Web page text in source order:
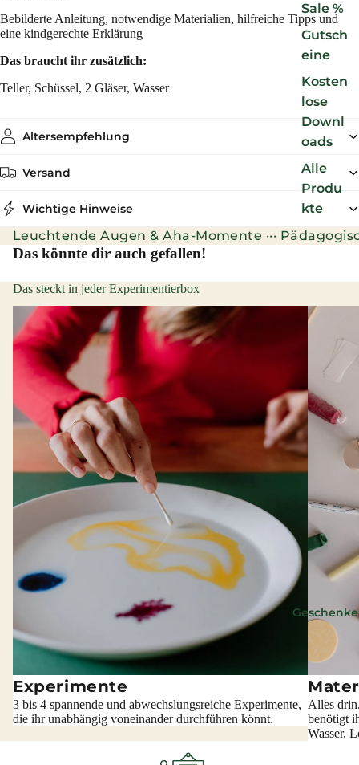
Sale %
Gutsch
eine
Kosten
lose
Downl
oads
Alle
Produ
kte
Geschenke
Bebilderte Anleitung, notwendige Materialien, hilfreiche Tipps und
eine kindgerechte Erklärung
Das braucht ihr zusätzlich:
Teller, Schüssel, 2 Gläser, Wasser
Altersempfehlung
Versand
Wichtige Hinweise
Leuchtende Augen & Aha-Momente ···
Das könnte dir auch gefallen!
Das steckt in jeder Experimentierbox
Experimente
3 bis 4 spannende und abwechslungsreiche Experimente,
die ihr unabhängig voneinander durchführen könnt.
Alles
benötigt
Wasser,